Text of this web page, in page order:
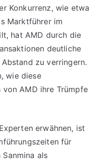
Konkurrenz, wie etwa
Marktführer im
hat AMD durch die
deutliche
zu verringern.
wie diese
AMD ihre Trümpfe
erwähnen, ist
für
als